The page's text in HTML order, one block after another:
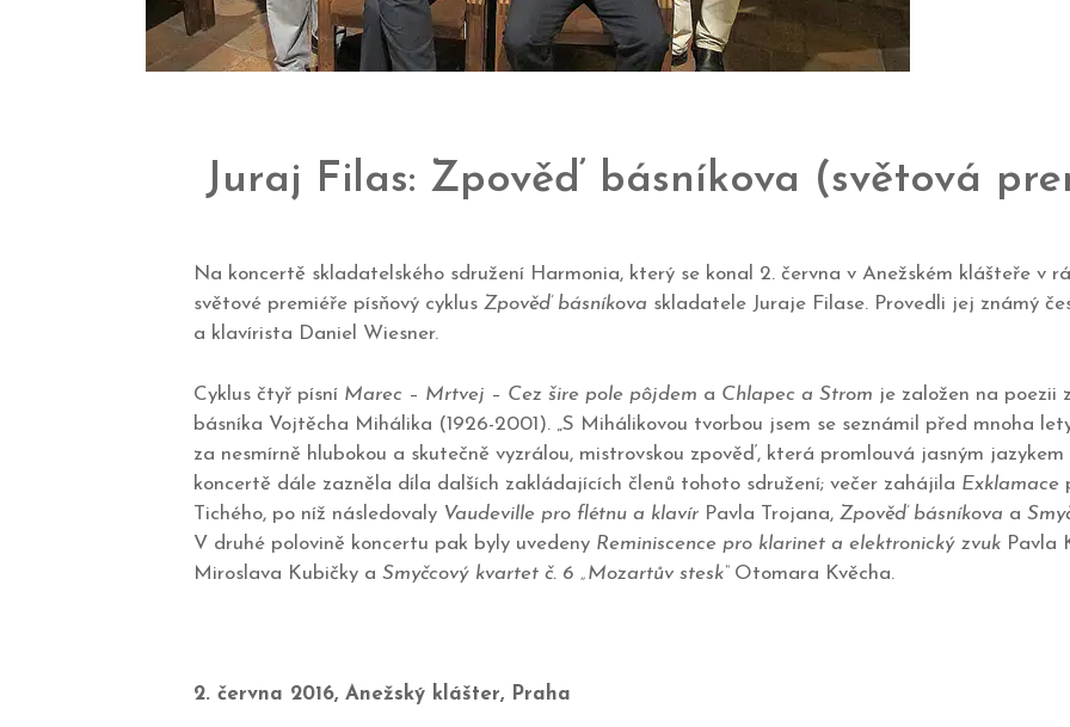
Juraj Filas: Zpověď básníkova (světová
Na koncertě skladatelského sdružení Harmonia, který se konal 2. června v Anežském klášteře v
světové premiéře písňový cyklus Zpověď básníkova skladatele Juraje Filase. Provedli jej známý
a klavírista Daniel Wiesner.
Cyklus čtyř písní Marec – Mrtvej – Cez šire pole pôjdem a Chlapec a Strom je založen na poezii
básníka Vojtěcha Mihálika (1926-2001). „S Mihálikovou tvorbou jsem se seznámil před mnoha
za nesmírně hlubokou a skutečně vyzrálou, mistrovskou zpověď, která promlouvá jasným
koncertě dále zazněla díla dalších zakládajících členů tohoto sdružení; večer zahájila Exklamace
Tichého, po níž následovaly Vaudeville pro flétnu a klavír Pavla Trojana, Zpověď básníkova a
V druhé polovině koncertu pak byly uvedeny Reminiscence pro klarinet a elektronický zvuk Pavla
Miroslava Kubičky a Smyčcový kvartet č. 6 „Mozartův stesk“Otomara Kvěcha.
2. června 2016, Anežský klášter, Praha